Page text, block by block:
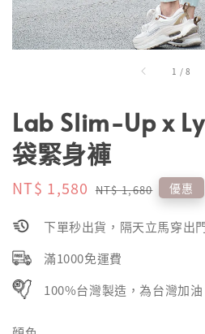
1 /8
Lab Slim-Up x
袋緊身褲
Sale
NT$ 1,580 Regular
NT$ 1,680 優惠
下單秒出貨，隔天立馬穿出
滿1000免運費
100%台灣製造，為台灣加油